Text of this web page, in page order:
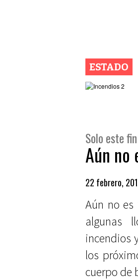
ESTADO
Solo este
Aún no
22 febrero,
Aún no
algunas
incendios
los
cuerpo de